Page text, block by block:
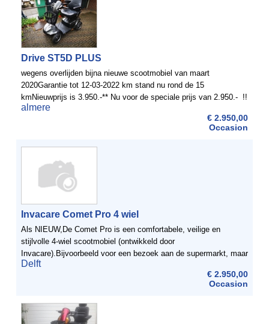
Drive ST5D PLUS
wegens overlijden bijna nieuwe scootmobiel van maart
2020Garantie tot 12-03-2022 km stand nu rond de 15
kmNieuwprijs is 3.950.-** Nu voor de speciale prijs van 2.950.- !!
almere
€ 2.950,00
Occasion
Invacare Comet Pro 4 wiel
Als NIEUW,De Comet Pro is een comfortabele, veilige en
stijlvolle 4-wiel scootmobiel (ontwikkeld door
Invacare).Bijvoorbeeld voor een bezoek aan de supermarkt, maar
ook voor een trip verder weg, dankzij de 75 /ah accu's (2 ...
Delft
€ 2.950,00
Occasion